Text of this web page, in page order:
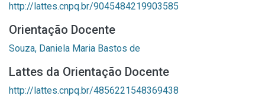
http://lattes.cnpq.br/9045484219903585
Orientação Docente
Souza, Daniela Maria Bastos de
Lattes da Orientação Docente
http://lattes.cnpq.br/4856221548369438